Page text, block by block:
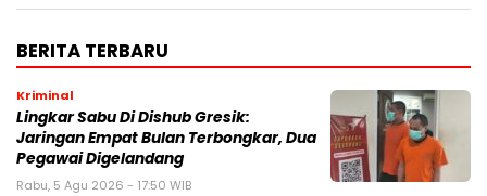
BERITA TERBARU
Kriminal
Lingkar Sabu Di Dishub Gresik:
Jaringan Empat Bulan Terbongkar, Dua
Pegawai Digelandang
Rabu, 5 Agu 2026 - 17:50 WIB